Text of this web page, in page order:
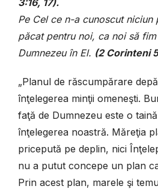
Pe Cel ce n-a cunoscut niciun
păcat pentru noi, ca noi să
Dumnezeu în El. (2 Corinteni
„Planul de răscumpărare
înţelegerea minţii omeneşti.
faţă de Dumnezeu este o
înţelegerea noastră. Măreţia
pricepută pe deplin, nici
nu a putut concepe un plan
Prin acest plan, marele şi